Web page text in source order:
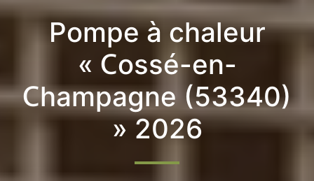
Pompe à chaleur
« Cossé-en-
Champagne (53340)
» 2026